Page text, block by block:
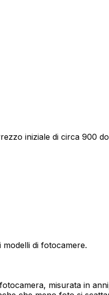
iniziale di circa 900
di fotocamere.
misurata in